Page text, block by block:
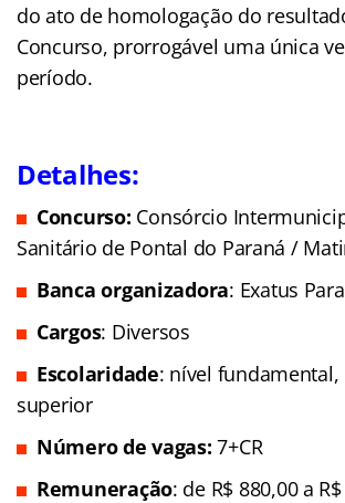
do ato de homologação do
Concurso, prorrogável uma única
período.
Detalhes:
Concurso: Consórcio
Sanitário de Pontal do Paraná /
Banca organizadora: Exatus
Cargos: Diversos
Escolaridade: nível
superior
Número de vagas:7+CR
Remuneração: de R$ 880,00 a